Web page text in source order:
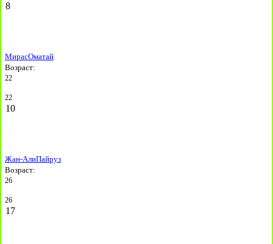
8
МирасОматай
Возраст:
22
22
10
Жан-АлиПайруз
Возраст:
26
26
17